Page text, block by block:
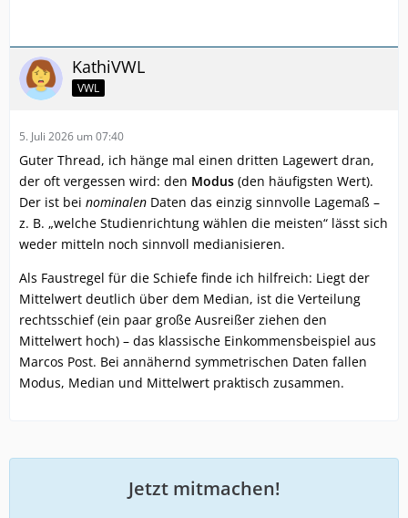
KathiVWL
VWL
5. Juli 2026 um 07:40
Guter Thread, ich hänge mal einen dritten Lagewert dran,
der oft vergessen wird: den Modus (den häufigsten Wert).
Der ist bei nominalen Daten das einzig sinnvolle Lagemaß –
z. B. „welche Studienrichtung wählen die meisten“ lässt sich
weder mitteln noch sinnvoll medianisieren.
Als Faustregel für die Schiefe finde ich hilfreich: Liegt der
Mittelwert deutlich über dem Median, ist die Verteilung
rechtsschief (ein paar große Ausreißer ziehen den
Mittelwert hoch) – das klassische Einkommensbeispiel aus
Marcos Post. Bei annähernd symmetrischen Daten fallen
Modus, Median und Mittelwert praktisch zusammen.
Jetzt mitmachen!